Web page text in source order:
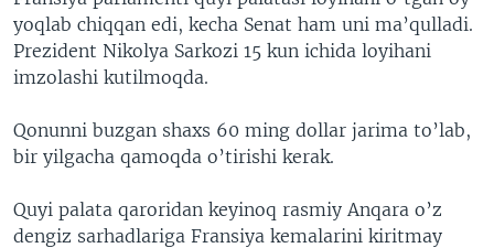
yoqlab chiqqan edi, kecha Senat ham uni ma’qulladi.
Prezident Nikolya Sarkozi 15 kun ichida loyihani
imzolashi kutilmoqda.
Qonunni buzgan shaxs 60 ming dollar jarima to’lab,
bir yilgacha qamoqda o’tirishi kerak.
Quyi palata qaroridan keyinoq rasmiy Anqara o’z
dengiz sarhadlariga Fransiya kemalarini kiritmay